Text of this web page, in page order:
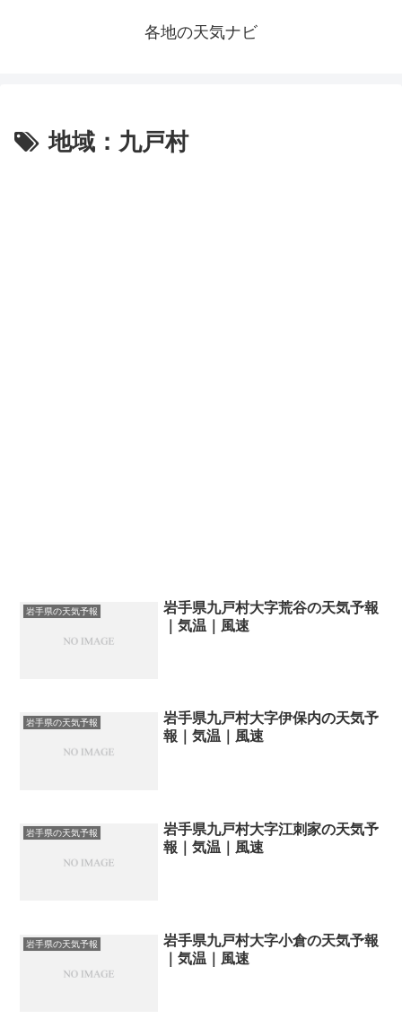
各地の天気ナビ
地域：九戸村
岩手県の天気予報
岩手県九戸村大字荒谷の天気予報
｜気温｜風速
岩手県の天気予報
岩手県九戸村大字伊保内の天気予
報｜気温｜風速
岩手県の天気予報
岩手県九戸村大字江刺家の天気予
報｜気温｜風速
岩手県の天気予報
岩手県九戸村大字小倉の天気予報
｜気温｜風速